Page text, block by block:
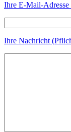
Ihre E-Mail-
Ihre Nachricht